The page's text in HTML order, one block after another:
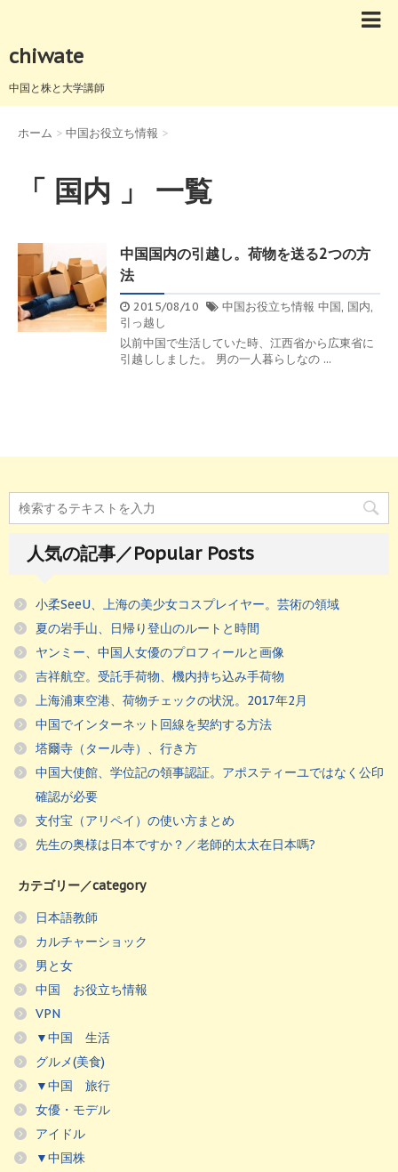
chiwate
中国と株と大学講師
ホーム > 中国お役立ち情報 >
「 国内 」 一覧
中国国内の引越し。荷物を送る2つの方
法
2015/08/10 中国お役立ち情報 中国, 国内,
引っ越し
以前中国で生活していた時、江西省から広東省に
引越ししました。 男の一人暮らしなの ...
人気の記事／Popular Posts
小柔SeeU、上海の美少女コスプレイヤー。芸術の領域
夏の岩手山、日帰り登山のルートと時間
ヤンミー、中国人女優のプロフィールと画像
吉祥航空。受託手荷物、機内持ち込み手荷物
上海浦東空港、荷物チェックの状況。2017年2月
中国でインターネット回線を契約する方法
塔爾寺（タール寺）、行き方
中国大使館、学位記の領事認証。アポスティーユではなく公印
確認が必要
支付宝（アリペイ）の使い方まとめ
先生の奥様は日本ですか？／老師的太太在日本嗎?
カテゴリー／category
日本語教師
カルチャーショック
男と女
中国 お役立ち情報
VPN
▼中国 生活
グルメ(美食)
▼中国 旅行
女優・モデル
アイドル
▼中国株